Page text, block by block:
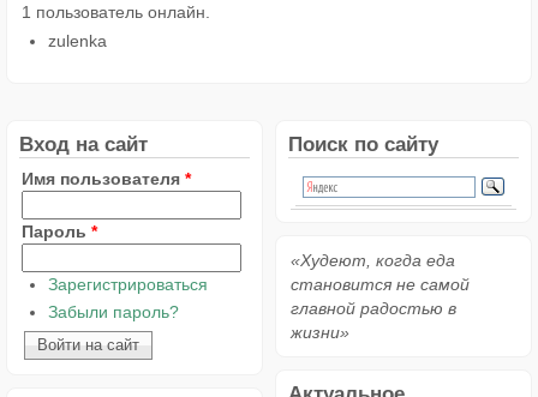
1 пользователь онлайн.
zulenka
Вход на сайт
Имя пользователя *
Пароль *
Зарегистрироваться
Забыли пароль?
Поиск по сайту
«Худеют, когда еда
становится не самой
главной радостью в
жизни»